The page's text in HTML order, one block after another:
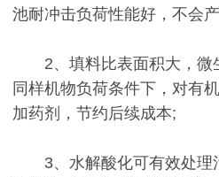
池耐冲击负荷性能好，不会
2、填料比表面积大，微
同样机物负荷条件下，对有
加药剂，节约后续成本;
3、水解酸化可有效处理